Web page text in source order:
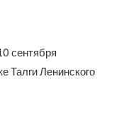
сентября
Талги Ленинского